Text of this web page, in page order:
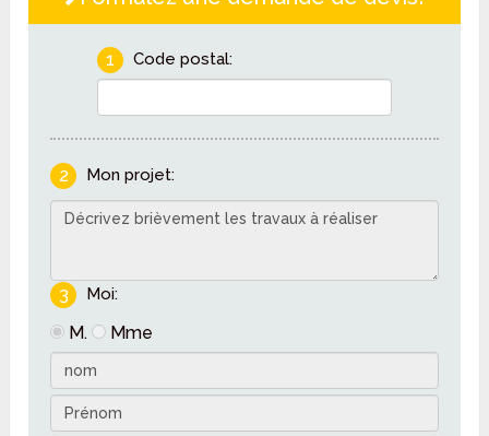
1 Code postal:
2 Mon projet:
3 Moi:
M. Mme